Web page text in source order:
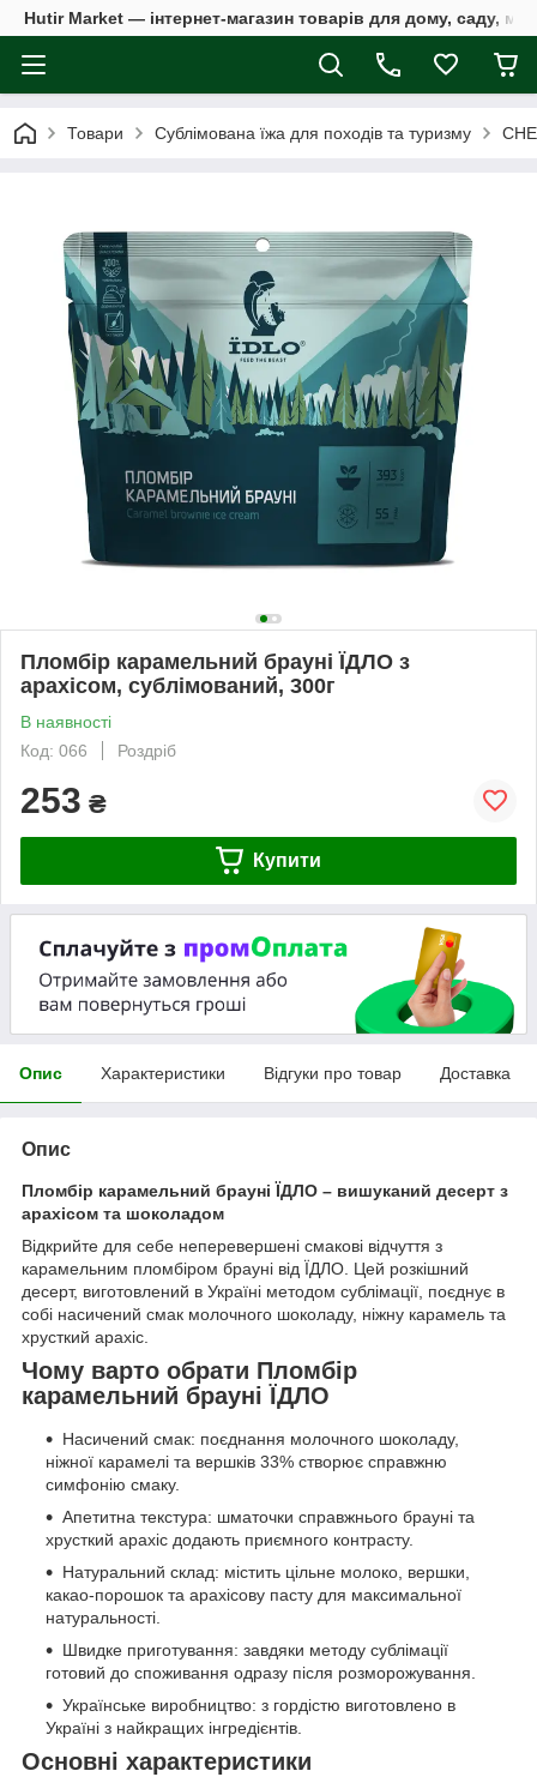
Hutir Market — інтернет-магазин товарів для дому, саду,
Товари Сублімована їжа для походів та туризму
Пломбір карамельний брауні ЇДЛО з
арахісом, сублімований, 300г
В наявності
Код: 066
Роздріб
253 ₴
Купити
Опис Характеристики Відгуки про товар Доставка
Опис
Пломбір карамельний брауні ЇДЛО – вишуканий десерт з
арахісом та шоколадом
Відкрийте для себе неперевершені смакові відчуття з
карамельним пломбіром брауні від ЇДЛО. Цей розкішний
десерт, виготовлений в Україні методом сублімації, поєднує в
собі насичений смак молочного шоколаду, ніжну карамель та
хрусткий арахіс.
Чому варто обрати Пломбір
карамельний брауні ЇДЛО
Насичений смак: поєднання молочного шоколаду,
ніжної карамелі та вершків 33% створює справжню
симфонію смаку.
Апетитна текстура: шматочки справжнього брауні та
хрусткий арахіс додають приємного контрасту.
Натуральний склад: містить цільне молоко, вершки,
какао-порошок та арахісову пасту для максимальної
натуральності.
Швидке приготування: завдяки методу сублімації
готовий до споживання одразу після розморожування.
Українське виробництво: з гордістю виготовлено в
Україні з найкращих інгредієнтів.
Основні характеристики